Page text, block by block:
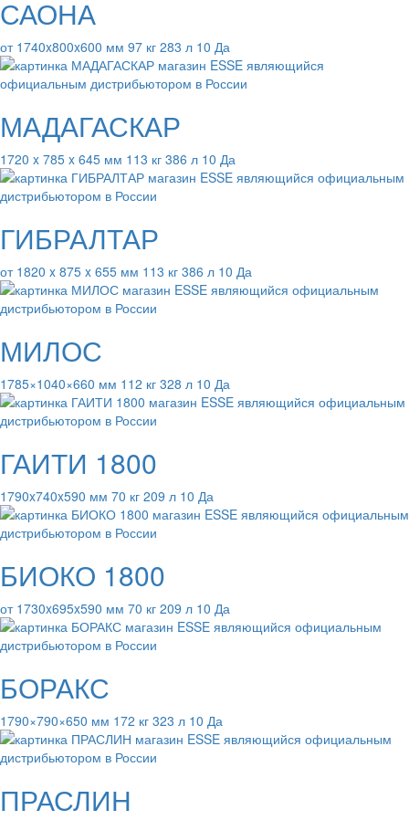
САОНА
от 1740x800x600 мм 97 кг 283 л 10 Да
МАДАГАСКАР
1720 x 785 x 645 мм 113 кг 386 л 10 Да
ГИБРАЛТАР
от 1820 x 875 x 655 мм 113 кг 386 л 10 Да
МИЛОС
1785×1040×660 мм 112 кг 328 л 10 Да
ГАИТИ 1800
1790x740x590 мм 70 кг 209 л 10 Да
БИОКО 1800
от 1730x695x590 мм 70 кг 209 л 10 Да
БОРАКС
1790×790×650 мм 172 кг 323 л 10 Да
ПРАСЛИН